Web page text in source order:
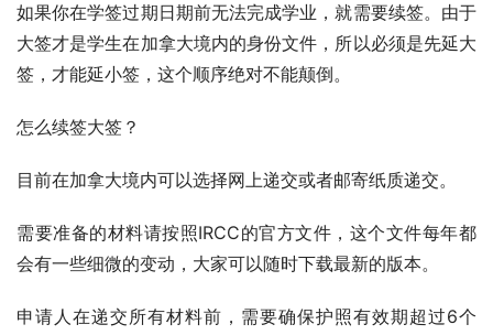
如果你在学签过期日期前无法完成学业，就需要续签。由于
大签才是学生在加拿大境内的身份文件，所以必须是先延大
签，才能延小签，这个顺序绝对不能颠倒。
怎么续签大签？
目前在加拿大境内可以选择网上递交或者邮寄纸质递交。
需要准备的材料请按照IRCC的官方文件，这个文件每年都
会有一些细微的变动，大家可以随时下载最新的版本。
申请人在递交所有材料前，需要确保护照有效期超过6个